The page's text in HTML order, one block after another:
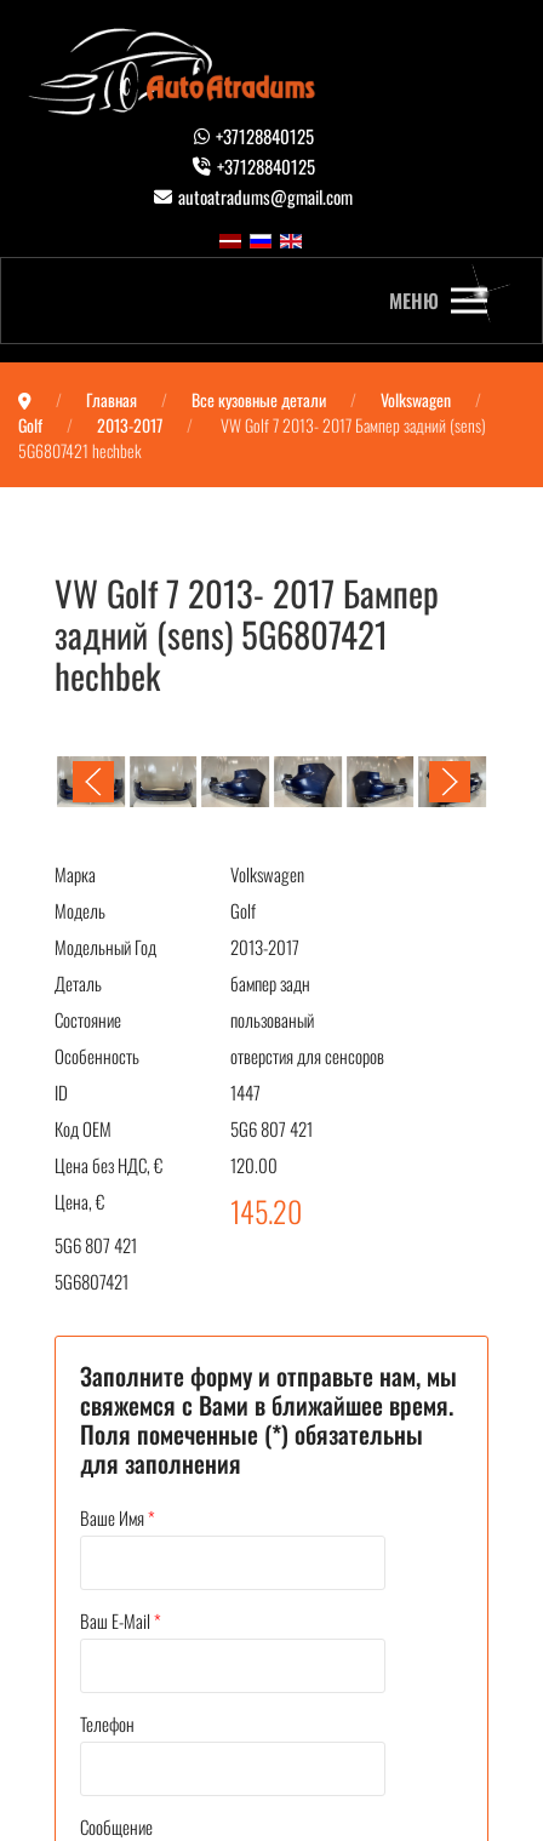
+37128840125
+37128840125
autoatradums@gmail.com
МЕНЮ
Главная Все кузовные детали
Volkswagen
Golf
2013-2017
VW Golf 7 2013- 2017 Бампер задний (sens)
5G6807421 hechbek
VW Golf 7 2013- 2017 Бампер
задний (sens) 5G6807421
hechbek
VW Golf 7 2013- 2017 Бампер задний (sens) 5G6807421
Марка
Volkswagen
Модель
Golf
Модельный Год
2013-2017
Деталь
бампер задн
Состояние
пользованый
Особенность
отверстия для сенсоров
ID
1447
Код OEM
5G6 807 421
Цена без НДС, €
120.00
Цена, €
145.20
5G6 807 421
5G6807421
Заполните форму и отправьте нам, мы
свяжемся с Вами в ближайшее время.
Поля помеченные (*) обязательны
для заполнения
Ваше Имя*
Ваш E-Mail*
Телефон
Сообщение